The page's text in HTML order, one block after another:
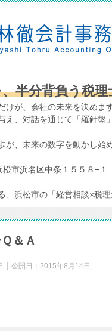
半分背負う税理
けが、会社の未来を決めます
え、対話を通じて「羅針盤
が、未来の数字を動かし始
市浜名区中条１５５８−１
、浜松市の「経営相談×税理
＆Ａ
公開日： 2015年8月14日